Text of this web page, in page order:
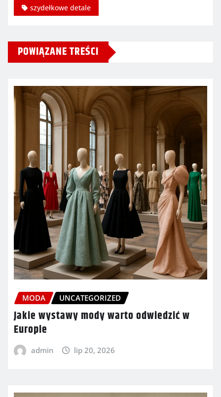
szydełkowe detale
POWIĄZANE TREŚCI
MODA UNCATEGORIZED
Jakie wystawy mody warto odwiedzić w
Europie
admin lip 20, 2026